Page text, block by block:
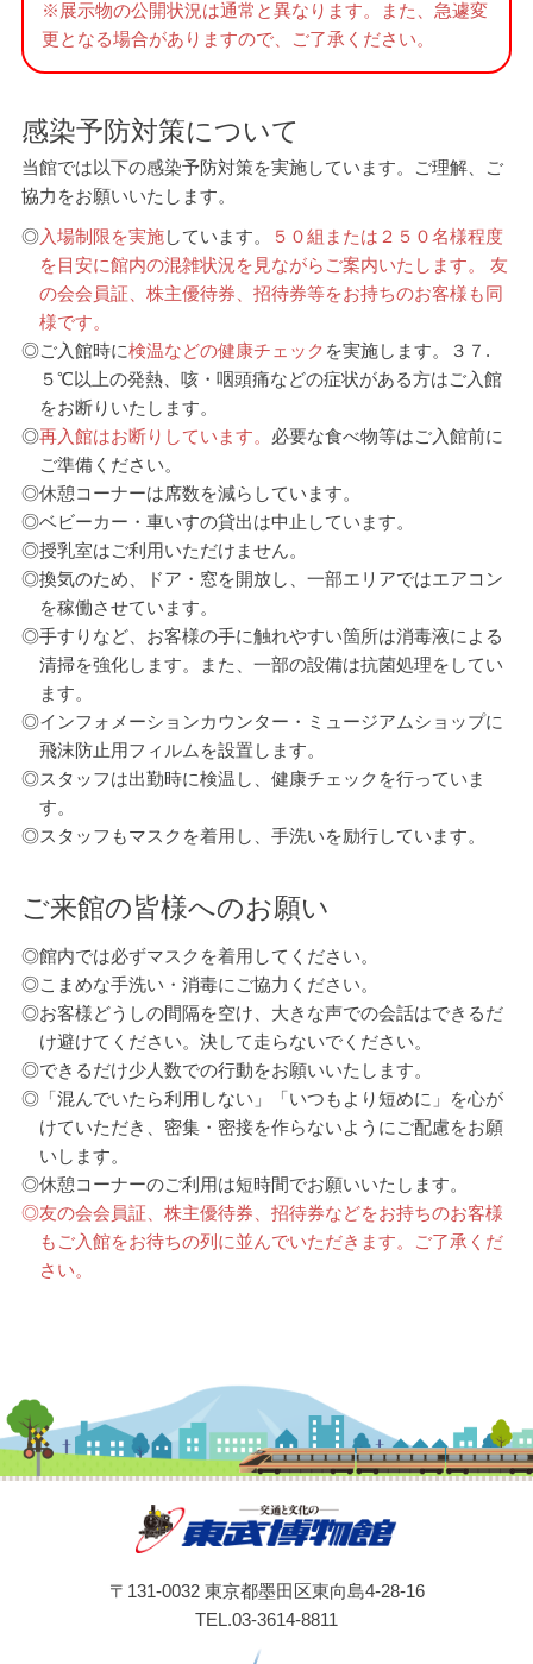
※展示物の公開状況は通常と異なります。また、急遽変
更となる場合がありますので、ご了承ください。
感染予防対策について
当館では以下の感染予防対策を実施しています。ご理解、ご
協力をお願いいたします。
◎入場制限を実施しています。
５０組または２５０名様程度
を目安に館内の混雑状況を見ながらご案内いたします。 友
の会会員証、株主優待券、招待券等をお持ちのお客様も同
様です。
◎ご入館時に検温などの健康チェック を実施します。３７.
５℃以上の発熱、咳・咽頭痛などの症状がある方はご入館
をお断りいたします。
◎再入館はお断りしています。 必要な食べ物等はご入館前に
ご準備ください。
◎休憩コーナーは席数を減らしています。
◎ベビーカー・車いすの貸出は中止しています。
◎授乳室はご利用いただけません。
◎換気のため、ドア・窓を開放し、一部エリアではエアコン
を稼働させています。
◎手すりなど、お客様の手に触れやすい箇所は消毒液による
清掃を強化します。また、一部の設備は抗菌処理をしてい
ます。
◎インフォメーションカウンター・ミュージアムショップに
飛沫防止用フィルムを設置します。
◎スタッフは出勤時に検温し、健康チェックを行っていま
す。
◎スタッフもマスクを着用し、手洗いを励行しています。
ご来館の皆様へのお願い
◎館内では必ずマスクを着用してください。
◎こまめな手洗い・消毒にご協力ください。
◎お客様どうしの間隔を空け、大きな声での会話はできるだ
け避けてください。決して走らないでください。
◎できるだけ少人数での行動をお願いいたします。
◎「混んでいたら利用しない」「いつもより短めに」を心が
けていただき、密集・密接を作らないようにご配慮をお願
いします。
◎休憩コーナーのご利用は短時間でお願いいたします。
◎友の会会員証、株主優待券、招待券などをお持ちのお客様
もご入館をお待ちの列に並んでいただきます。ご了承くだ
さい。
〒131-0032 東京都墨田区東向島4-28-16
TEL.03-3614-8811